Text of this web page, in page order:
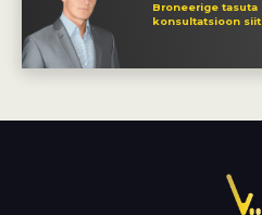
Broneerige tasuta
konsultatsioon siit